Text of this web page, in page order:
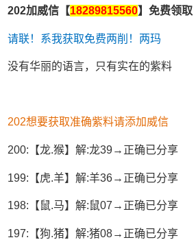
202加威信【18289815560】免费领取
请联！系我获取免费两削！两玛
没有华丽的语言，只有实在的紫料
202想要获取准确紫料请添加威信
200:【龙.猴】解:龙39→正确已分享
199:【虎.羊】解:羊36→正确已分享
198:【鼠.马】解:鼠07→正确已分享
197:【狗.猪】解:猪08→正确已分享